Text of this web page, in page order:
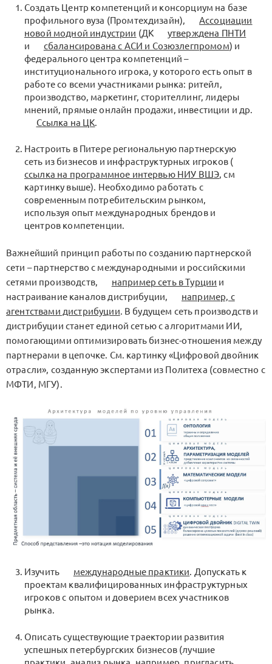
Создать Центр компетенций и консорциум на базе
профильного вуза (Промтехдизайн),
Ассоциации
новой модной индустрии (ДК
утверждена ПНТИ
и
сбалансирована с АСИ и Созюзлегпромом) и
федерального центра компетенций –
институционального игрока, у которого есть опыт в
работе со всеми участниками рынка: ритейл,
производство, маркетинг, сторителлинг, лидеры
мнений, прямые онлайн продажи, инвестиции и др.
Ссылка на ЦК.
Настроить в Питере региональную партнерскую
сеть из бизнесов и инфраструктурных игроков (
ссылка на программное интервью НИУ ВШЭ, см
картинку выше). Необходимо работать с
современным потребительским рынком,
используя опыт международных брендов и
центров компетенции.
Важнейший принцип работы по созданию партнерской
сети – партнерство с международными и российскими
сетями производств,
например сеть в Турции и
настраивание каналов дистрибуции,
например, с
агентствами дистрибуции. В будущем сеть производств и
дистрибуции станет единой сетью с алгоритмами ИИ,
помогающими оптимизировать бизнес-отношения между
партнерами в цепочке. См. картинку «Цифровой двойник
отрасли», созданную экспертами из Политеха (совместно с
МФТИ, МГУ).
Изучить международные практики. Допускать к
проектам квалифицированных инфраструктурных
игроков с опытом и доверием всех участников
рынка.
Описать существующие траектории развития
успешных петербургских бизнесов (лучшие